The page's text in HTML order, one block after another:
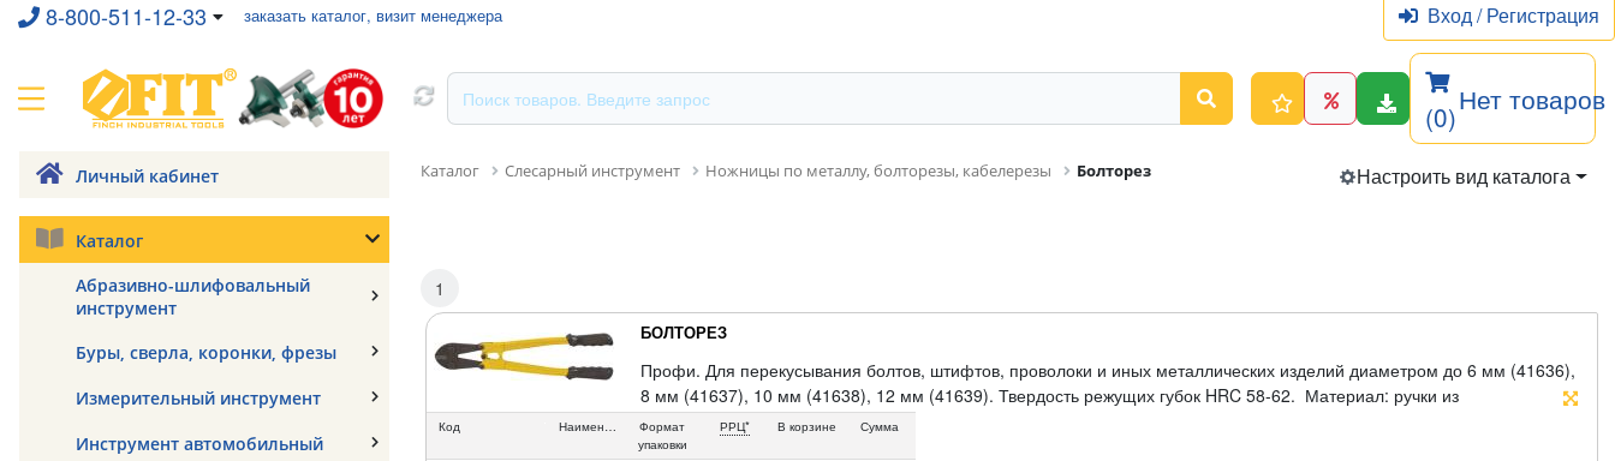
8-800-511-12-33 заказать каталог, визит менеджера Вход/Регистрация
(0)Нет товаров
Личный кабинет
Каталог
Абразивно-шлифовальный
инструмент
Буры, сверла, коронки, фрезы
Измерительный инструмент
Инструмент автомобильный
Каталог Слесарный инструмент Ножницы по металлу, болторезы, кабелерезы Болторез Настроить вид каталога
1
БОЛТОРЕЗ
Профи. Для перекусывания болтов, штифтов, проволоки и иных металлических изделий диаметром до 6 мм (41636),
8 мм (41637), 10 мм (41638), 12 мм (41639). Твердость режущих губок HRC 58-62. Материал: ручки из
инструментальной стали с пластиковыми накладками, губки из хром-молибденовой стали.
Код Наименование
Формат
упаковки
РРЦ* В корзине Сумма